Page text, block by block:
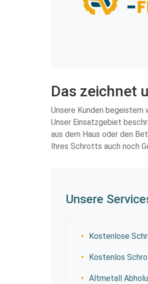
Das zeichnet
Unsere Kunden begeistern
Unser Einsatzgebiet
aus dem Haus oder den
Ihres Schrotts auch noch
Unsere
Kostenlose
Kostenlos
Altmetall